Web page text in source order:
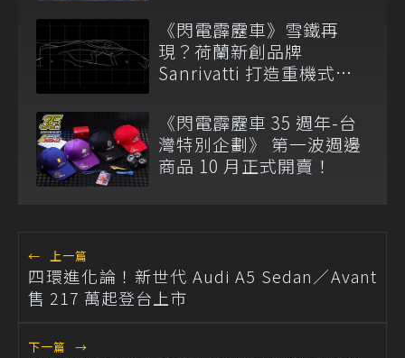
《閃電霹靂車》雪鐵再
現？荷蘭新創品牌
Sanrivatti 打造重機式
《閃電霹靂車 35 週年-台
灣特別企劃》 第一波週邊
商品 10 月正式開賣！
← 上一篇
四環進化論！新世代 Audi A5 Sedan／Avant
售 217 萬起登台上市
下一篇 →